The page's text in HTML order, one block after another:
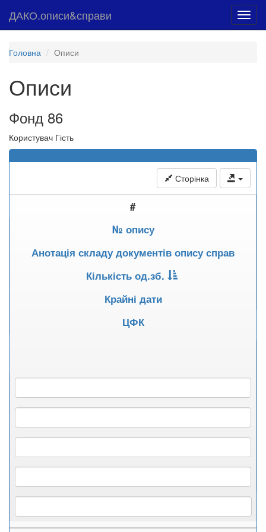
ДАКО.описи&справи
Головна Описи
Описи
Фонд 86
Користувач Гість
Сторінка
#
№ опису
Анотація складу документів опису справ
Кількість од.зб.
Крайні дати
ЦФК